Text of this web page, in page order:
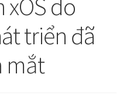
xOS do
triển đã
mắt